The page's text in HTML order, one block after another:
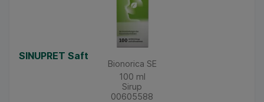
SINUPRET Saft
Bionorica SE
100 ml
Sirup
00605588